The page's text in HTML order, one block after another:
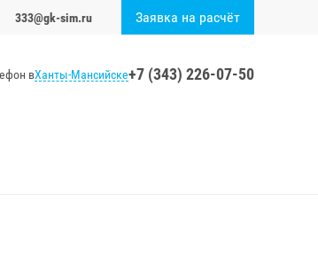
333@gk-sim.ru Заявка на расчёт
вХанты-Мансийске+7 (343) 226-07-50